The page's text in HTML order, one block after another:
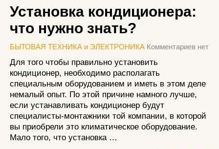
Установка кондиционера:
что нужно знать?
БЫТОВАЯ ТЕХНИКА и ЭЛЕКТРОНИКА Комментариев нет
Для того чтобы правильно установить
кондиционер, необходимо располагать
специальным оборудованием и иметь в этом деле
немалый опыт. По этой причине намного лучше,
если устанавливать кондиционер будут
специалисты-монтажники той компании, в которой
вы приобрели это климатическое оборудование.
Мало того, что установка …